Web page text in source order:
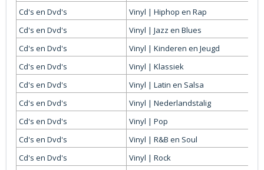
Cd's en Dvd's
Vinyl | Hiphop en Rap
Cd's en Dvd's
Vinyl | Jazz en Blues
Cd's en Dvd's
Vinyl | Kinderen en Jeugd
Cd's en Dvd's
Vinyl | Klassiek
Cd's en Dvd's
Vinyl | Latin en Salsa
Cd's en Dvd's
Vinyl | Nederlandstalig
Cd's en Dvd's
Vinyl | Pop
Cd's en Dvd's
Vinyl | R&B en Soul
Cd's en Dvd's
Vinyl | Rock